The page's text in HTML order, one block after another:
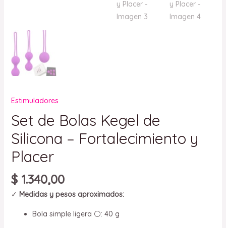
Estimuladores
Set de Bolas Kegel de
Silicona – Fortalecimiento y
Placer
$1.340,00
✓ Medidas y pesos aproximados:
Bola simple ligera ⚪: 40 g